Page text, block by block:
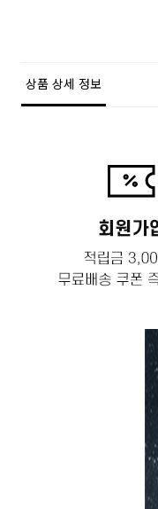
상품 상세 정보